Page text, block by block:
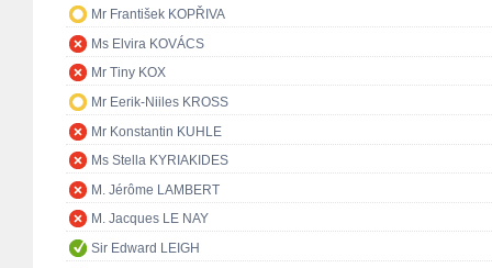
Mr František KOPŘIVA
Ms Elvira KOVÁCS
Mr Tiny KOX
Mr Eerik-Niiles KROSS
Mr Konstantin KUHLE
Ms Stella KYRIAKIDES
M. Jérôme LAMBERT
M. Jacques LE NAY
Sir Edward LEIGH